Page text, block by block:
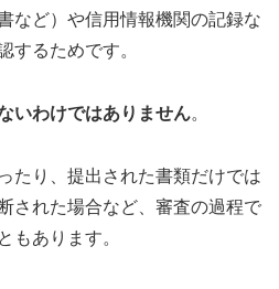
など）や信用情報機関の記録な
するためです。
いわけではありません。
たり、提出された書類だけでは
された場合など、審査の過程で
もあります。